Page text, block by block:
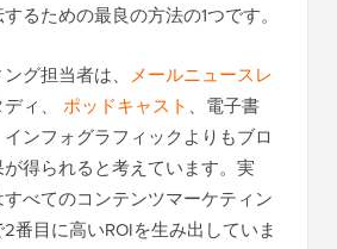
るための最良の方法の1つです。
グ担当者は、 メールニュースレ
ィ、 ポッドキャスト 、電子書
インフォグラフィックよりもブロ
得られると考えています。実
べてのコンテンツマーケティン
番目に高いROIを生み出していま